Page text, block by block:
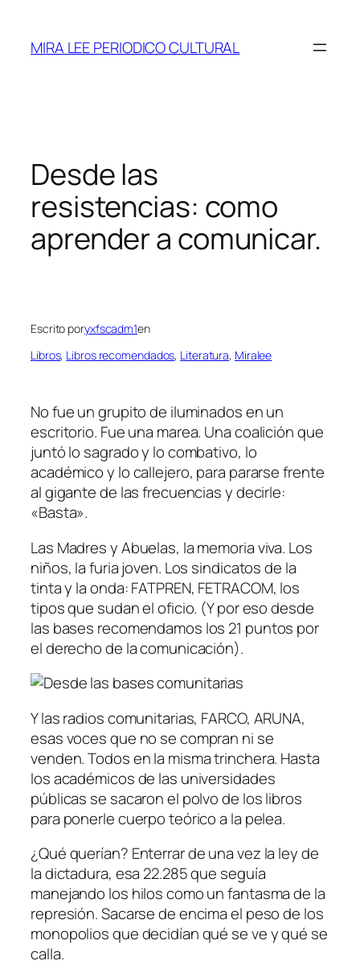
contenido
MIRA LEE PERIODICO CULTURAL
Desde las
resistencias: como
aprender a comunicar.
Escrito poryxfscadm1en
Libros, Libros recomendados, Literatura, Miralee
No fue un grupito de iluminados en un
escritorio. Fue una marea. Una coalición que
juntó lo sagrado y lo combativo, lo
académico y lo callejero, para pararse frente
al gigante de las frecuencias y decirle:
«Basta».
Las Madres y Abuelas, la memoria viva. Los
niños, la furia joven. Los sindicatos de la
tinta y la onda: FATPREN, FETRACOM, los
tipos que sudan el oficio. (Y por eso desde
las bases recomendamos los 21 puntos por
el derecho de la comunicación).
Y las radios comunitarias, FARCO, ARUNA,
esas voces que no se compran ni se
venden. Todos en la misma trinchera. Hasta
los académicos de las universidades
públicas se sacaron el polvo de los libros
para ponerle cuerpo teórico a la pelea.
¿Qué querían? Enterrar de una vez la ley de
la dictadura, esa 22.285 que seguía
manejando los hilos como un fantasma de la
represión. Sacarse de encima el peso de los
monopolios que decidían qué se ve y qué se
calla.